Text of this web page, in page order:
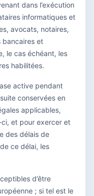
dans l’exécution
informatiques et
avocats, notaires,
bancaires et
le cas échéant, les
habilitées.
active pendant
conservées en
applicables,
et pour exercer et
des délais de
ce délai, les
d’être
; si tel est le